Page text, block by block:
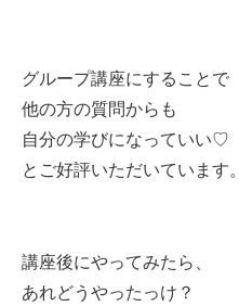
グループ講座にすることで
他の方の質問からも
自分の学びになっていい♡
とご好評いただいています。
講座後にやってみたら、
あれどうやったっけ？